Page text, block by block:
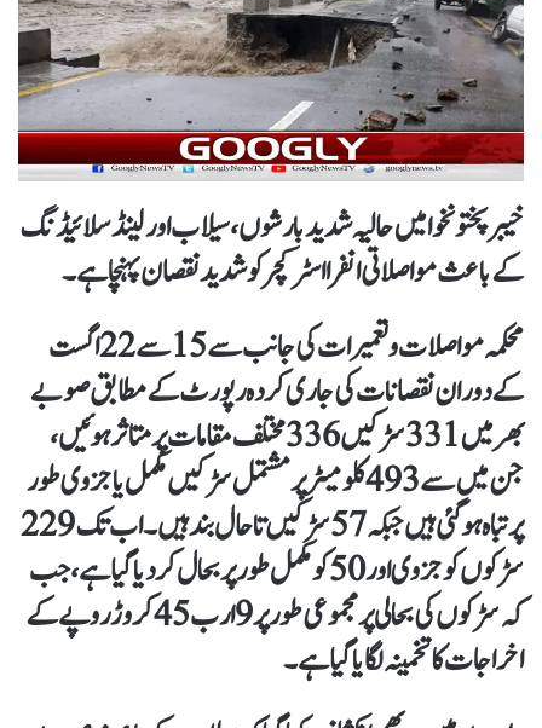
خیبر پختونخوا میں حالیہ شدید بارشوں، سیلاب اور لینڈ سلائیڈنگ
کے باعث مواصلاتی انفرا اسٹرکچر کو شدید نقصان پہنچا ہے۔
محکمہ مواصلات و تعمیرات کی جانب سے 15 سے 22 اگست
کے دوران نقصانات کی جاری کردہ رپورٹ کے مطابق صوبے
بھر میں 331 سڑکیں 336 مختلف مقامات پر متاثر ہوئیں،
جن میں سے 493 کلومیٹر پر مشتمل سڑکیں مکمل یا جزوی طور
پر تباہ ہو گئی ہیں جبکہ 57 سڑکیں تاحال بند ہیں۔ اب تک 229
سڑکوں کو جزوی اور 50 کو مکمل طور پر بحال کر دیا گیا ہے، جب
کہ سڑکوں کی بحالی پر مجموعی طور پر 9 ارب 45 کروڑ روپے کے
اخراجات کا تخمینہ لگایا گیا ہے۔